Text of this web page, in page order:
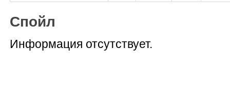
Спойл
Информация отсутствует.